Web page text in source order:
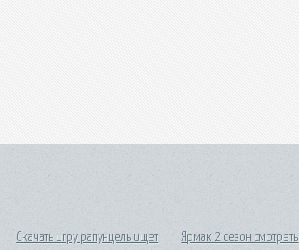
Скачать игру рапунцель ищет Ярмак 2 сезон смотреть